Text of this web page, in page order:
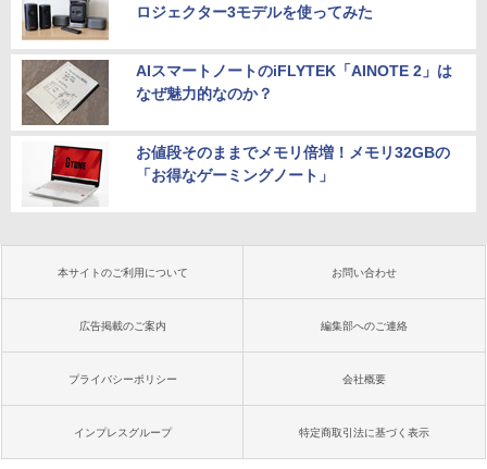
ロジェクター3モデルを使ってみた
AIスマートノートのiFLYTEK「AINOTE 2」は
なぜ魅力的なのか？
お値段そのままでメモリ倍増！メモリ32GBの
「お得なゲーミングノート」
本サイトのご利用について お問い合わせ
広告掲載のご案内 編集部へのご連絡
プライバシーポリシー 会社概要
インプレスグループ 特定商取引法に基づく表示